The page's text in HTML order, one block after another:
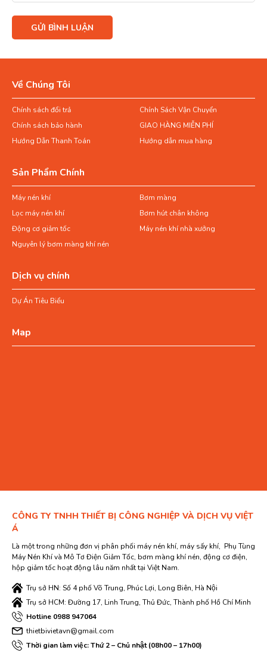
Về Chúng Tôi
Chính sách đổi trả
Chính Sách Vận Chuyển
Chính sách bảo hành
GIAO HÀNG MIỄN PHÍ
Hướng Dẫn Thanh Toán
Hướng dẫn mua hàng
Sản Phẩm Chính
Máy nén khí
Bơm màng
Lọc máy nén khí
Bơm hút chân không
Động cơ giảm tốc
Máy nén khí nhà xưởng
Nguyên lý bơm màng khí nén
Dịch vụ chính
Dự Án Tiêu Biểu
Map
CÔNG TY TNHH THIẾT BỊ CÔNG NGHIỆP VÀ DỊCH VỤ VIỆT
Á
Là một trong những đơn vị phân phối máy nén khí, máy sấy khí, Phụ Tùng
Máy Nén Khí và Mô Tơ Điện Giảm Tốc, bơm màng khí nén, động cơ điện,
hộp giảm tốc hoạt động lâu năm nhất tại Việt Nam.
Trụ sở HN: Số 4 phố Võ Trung, Phúc Lợi, Long Biên, Hà Nội
Trụ sở HCM: Đường 17, Linh Trung, Thủ Đức, Thành phố Hồ Chí Minh
Hotline 0988 947064
thietbivietavn@gmail.com
Thời gian làm việc: Thứ 2 – Chủ nhật (08h00 – 17h00)